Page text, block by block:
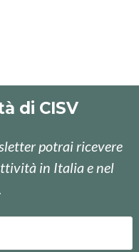
di CISV
potrai ricevere
in Italia e nel